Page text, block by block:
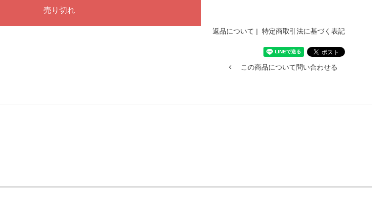
返品について | 特定商取引法に基づく表記
この商品について問い合わせる